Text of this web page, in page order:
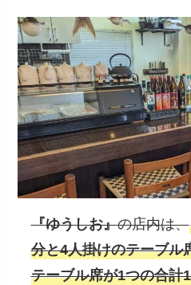
『ゆうしお』の店内は、
分と4人掛けのテーブル
テーブル席が1つの合計